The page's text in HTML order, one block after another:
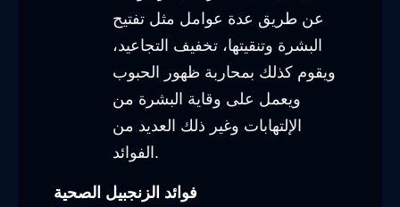
عن طريق عدة عوامل مثل تفتيح
البشرة وتنقيتها، تخفيف التجاعيد،
ويقوم كذلك بمحاربة ظهور الحبوب
ويعمل على وقاية البشرة من
الإلتهابات وغير ذلك العديد من
الفوائد.
فوائد الزنجبيل الصحية